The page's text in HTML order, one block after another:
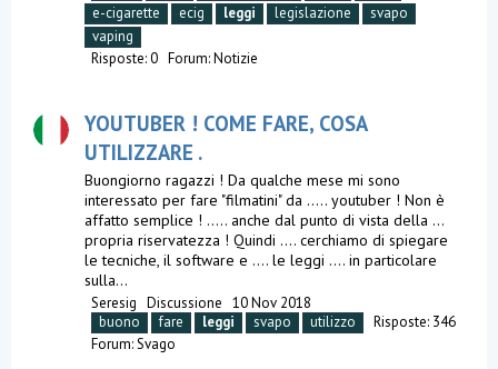
e-cigarette
ecig leggi legislazione
svapo
vaping
Risposte: 0 Forum:Notizie
YOUTUBER ! COME FARE, COSA
UTILIZZARE .
Buongiorno ragazzi ! Da qualche mese mi sono
interessato per fare "filmatini" da ..... youtuber ! Non è
affatto semplice ! ..... anche dal punto di vista della ...
propria riservatezza ! Quindi .... cerchiamo di spiegare
le tecniche, il software e .... le leggi .... in particolare
sulla...
Seresig Discussione 10 Nov 2018
buono
fare leggi svapo utilizzo
Risposte: 346
Forum:Svago